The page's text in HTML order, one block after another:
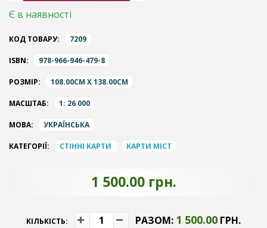
Є в наявності
КОД ТОВАРУ: 7209
ISBN: 978-966-946-479-8
РОЗМІР: 108.00CM X 138.00CM
МАСШТАБ: 1: 26 000
МОВА: УКРАЇНСЬКА
КАТЕГОРІЇ: СТІННІ КАРТИ КАРТИ МІСТ
1 500.00 грн.
КІЛЬКІСТЬ: РАЗОМ: 1 500.00 ГРН.